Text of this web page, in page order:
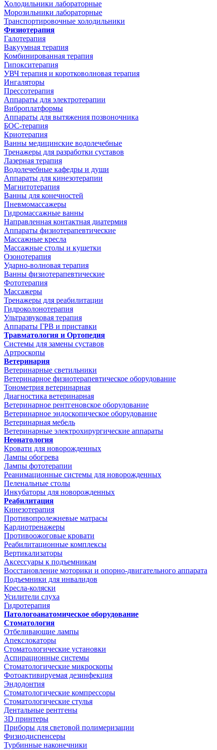
Холодильники лабораторные
Морозильники лабораторные
Транспортировочные холодильники
Физиотерапия
Галотерапия
Вакуумная терапия
Комбинированная терапия
Гипокситерапия
УВЧ терапия и коротковолновая терапия
Ингаляторы
Прессотерапия
Аппараты для электротерапии
Виброплатформы
Аппараты для вытяжения позвоночника
БОС-терапия
Криотерапия
Ванны медицинские водолечебные
Тренажеры для разработки суставов
Лазерная терапия
Водолечебные кафедры и души
Аппараты для кинезотерапии
Магнитотерапия
Ванны для конечностей
Пневмомассажеры
Гидромассажные ванны
Направленная контактная диатермия
Аппараты физиотерапевтические
Массажные кресла
Массажные столы и кушетки
Озонотерапия
Ударно-волновая терапия
Ванны физиотерапевтические
Фототерапия
Массажеры
Тренажеры для реабилитации
Гидроколонотерапия
Ультразвуковая терапия
Аппараты ГРВ и приставки
Травматология и Ортопедия
Системы для замены суставов
Артроскопы
Ветеринария
Ветеринарные светильники
Ветеринарное физиотерапевтическое оборудование
Тонометрия ветеринарная
Диагностика ветеринарная
Ветеринарное рентгеновское оборудование
Ветеринарное эндоскопическое оборудование
Ветеринарная мебель
Ветеринарные электрохирургические аппараты
Неонатология
Кровати для новорожденных
Лампы обогрева
Лампы фототерапии
Реанимационные системы для новорожденных
Пеленальные столы
Инкубаторы для новорожденных
Реабилитация
Кинезотерапия
Противопролежневые матрасы
Кардиотренажеры
Противоожоговые кровати
Реабилитационные комплексы
Вертикализаторы
Аксессуары к подъемникам
Восстановление моторики и опорно-двигательного аппарата
Подъемники для инвалидов
Кресла-коляски
Усилители слуха
Гидротерапия
Патологоанатомическое оборудование
Стоматология
Отбеливающие лампы
Апекслокаторы
Стоматологические установки
Аспирационные системы
Стоматологические микроскопы
Фотоактивируемая дезинфекция
Эндодонтия
Стоматологические компрессоры
Стоматологические стулья
Дентальные рентгены
3D принтеры
Приборы для световой полимеризации
Физиодиспенсеры
Турбинные наконечники